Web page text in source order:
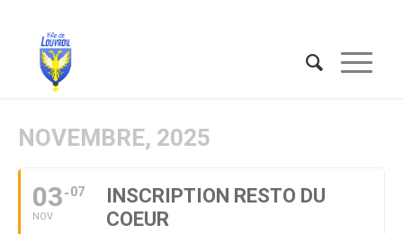
NOVEMBRE, 2025
03
NOV
07
INSCRIPTION RESTO DU
COEUR